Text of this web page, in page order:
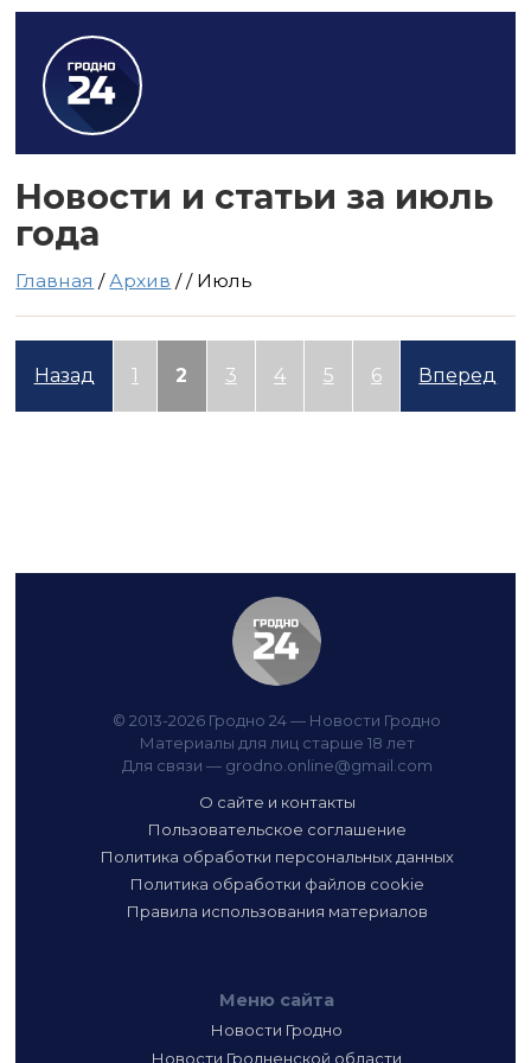
Новости и статьи за июль
года
Главная /Архив // Июль
Назад 1 2 3 4 5 6 Вперед
© 2013-2026 Гродно 24 — Новости Гродно
Материалы для лиц старше 18 лет
Для связи — grodno.online@gmail.com
О сайте и контакты
Пользовательское соглашение
Политика обработки персональных данных
Политика обработки файлов cookie
Правила использования материалов
Меню сайта
Новости Гродно
Новости Гродненской области